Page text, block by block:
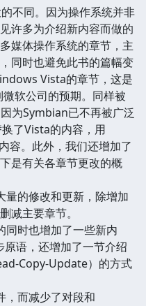
不同。因为操作系统并非
许多为介绍新内容而做的
媒体操作系统的章节，主
同时也避免此书的篇幅变
Vista的章节，这是
软公司的预期。同样被
为Symbian已不再被广泛
了Vista的内容，用
容。此外，我们还增加了
是有关各章节更改的概
量的修改和更新，除增加
减主要章节。
同时也增加了一些新内
语，还增加了一节介绍
Copy-Update）的方式
，而减少了对段和